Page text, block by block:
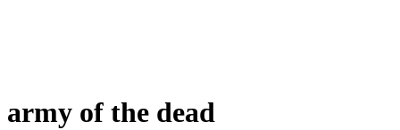
army of the dead